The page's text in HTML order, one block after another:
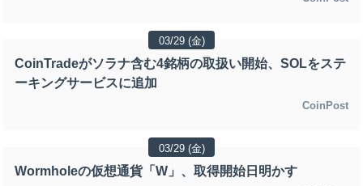
03/29 (金)
CoinTradeがソラナ含む4銘柄の取扱い開始、SOLをステ
ーキングサービスに追加
CoinPost
03/29 (金)
Wormholeの仮想通貨「W」、取得開始日明かす